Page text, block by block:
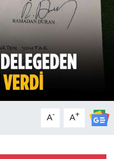
A- A+